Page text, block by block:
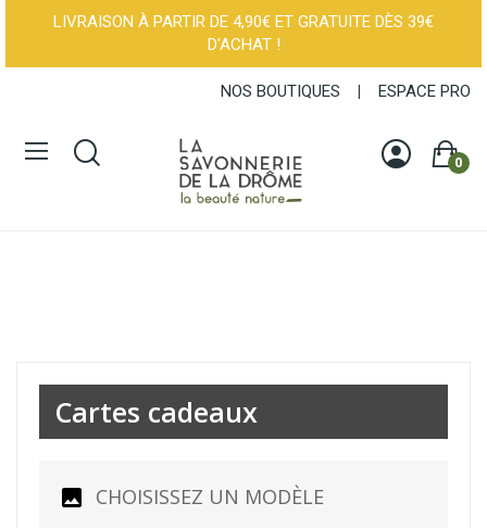
LIVRAISON À PARTIR DE 4,90€ ET GRATUITE DÈS 39€
D'ACHAT !
NOS BOUTIQUES | ESPACE PRO
0
Cartes cadeaux
CHOISISSEZ UN MODÈLE